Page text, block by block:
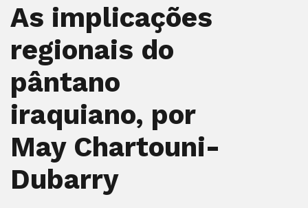
As implicações
regionais do
pântano
iraquiano, por
May Chartouni-
Dubarry